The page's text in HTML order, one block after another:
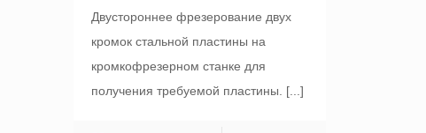
Двустороннее фрезерование двух
кромок стальной пластины на
кромкофрезерном станке для
получения требуемой пластины.
[...]